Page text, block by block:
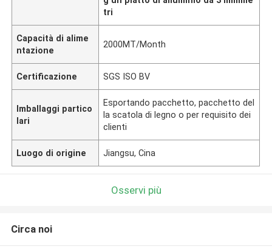
tri
Capacità di alime
ntazione
2000MT/Month
Certificazione SGS ISO BV
Imballaggi partico
lari
Esportando pacchetto, pacchetto del
la scatola di legno o per requisito dei
clienti
Luogo di origine Jiangsu, Cina
Osservi più
Circa noi